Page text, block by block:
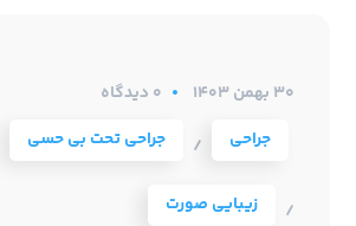
۳۰ بهمن ۱۴۰۳
0 دیدگاه
جراحی
/ جراحی تحت بی حسی
/ زیبایی صورت